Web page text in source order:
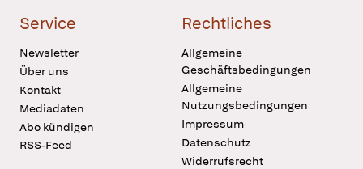
Service
Newsletter
Über uns
Kontakt
Mediadaten
Abo kündigen
RSS-Feed
Rechtliches
Allgemeine
Geschäftsbedingungen
Allgemeine
Nutzungsbedingungen
Impressum
Datenschutz
Widerrufsrecht